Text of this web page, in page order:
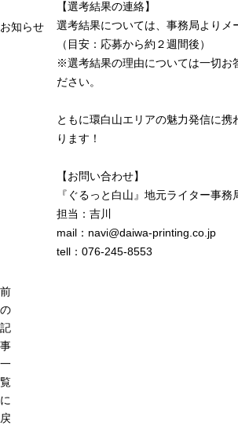
お知らせ
【選考結果の連絡】
選考結果については、事務局よりメ
（目安：応募から約２週間後）
※選考結果の理由については一切お
ださい。
ともに環白山エリアの魅力発信に
ります！
【お問い合わせ】
『ぐるっと白山』地元ライター事
担当：吉川
mail：navi@daiwa-printing.co.jp
tell：076-245-8553
前
の
記
事
一
覧
に
戻